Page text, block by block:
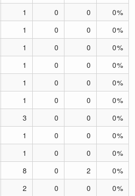
1 0 0
0%
1 0 0
0%
1 0 0
0%
1 0 0
0%
1 0 0
0%
1 0 0
0%
3 0 0
0%
1 0 0
0%
1 0 0
0%
8 0 2
0%
2 0 0
0%